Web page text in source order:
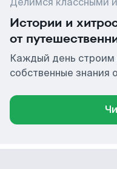
Истории и
от
Каждый день строим
собственные знания